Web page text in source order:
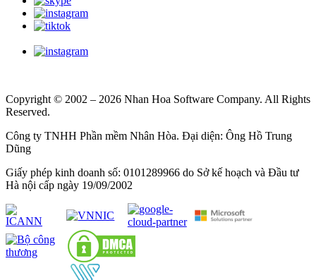
Copyright © 2002 – 2026 Nhan Hoa Software Company. All Rights
Reserved.
Công ty TNHH Phần mềm Nhân Hòa. Đại diện: Ông Hồ Trung
Dũng
Giấy phép kinh doanh số: 0101289966 do Sở kế hoạch và Đầu tư
Hà nội cấp ngày 19/09/2002